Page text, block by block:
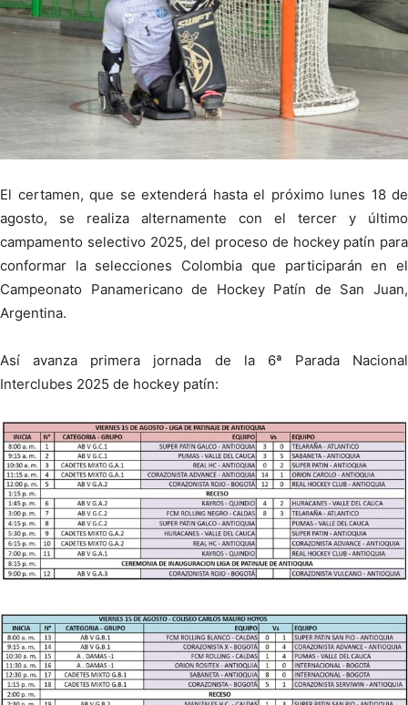
El certamen, que se extenderá hasta el próximo lunes 18 de
agosto, se realiza alternamente con el tercer y último
campamento selectivo 2025, del proceso de hockey patín para
conformar la selecciones Colombia que participarán en el
Campeonato Panamericano de Hockey Patín de San Juan,
Argentina.
Así avanza primera jornada de la 6ª Parada Nacional
Interclubes 2025 de hockey patín: